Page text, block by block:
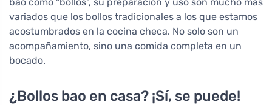
variados que los bollos tradicionales a los que estamos
acostumbrados en la cocina checa. No solo son un
acompañamiento, sino una comida completa en un
bocado.
¿Bollos bao en casa? ¡Sí, se puede!